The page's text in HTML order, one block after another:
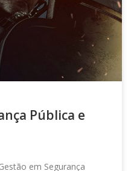
Pública e
em Segurança